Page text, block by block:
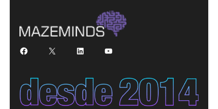
Facebook
X LinkedInYoutube